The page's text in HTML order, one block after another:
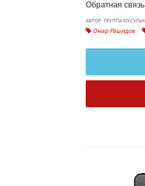
Обратная
АВТОР: ГРУППА
Омар Рашидов